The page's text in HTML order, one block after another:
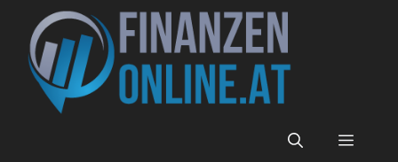
Inhalt
springen
Menü